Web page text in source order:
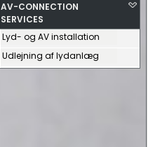
AV-CONNECTION
SERVICES
Lyd- og AV installation
Udlejning af lydanlæg